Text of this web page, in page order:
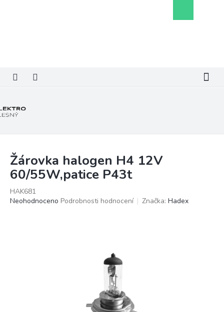
košík
Žárovka halogen H4 12V
60/55W,patice P43t
HAK681
Průměrné
Neohodnoceno Podrobnosti hodnocení Značka: Hadex